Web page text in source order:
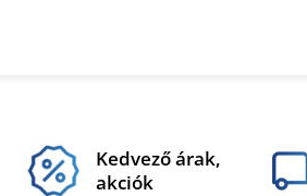
Kedvező árak,
akciók